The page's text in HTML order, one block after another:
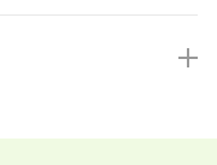
「転職を考え始め
分からない」とい
はWEB面接を導入